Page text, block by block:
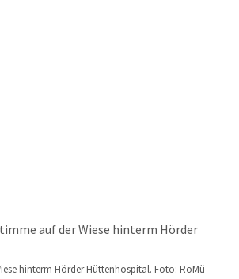
hinterm Hörder Hüttenhospital. Foto: RoMü